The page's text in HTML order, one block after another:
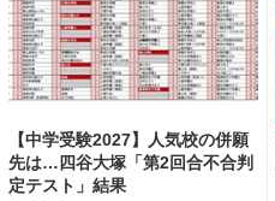
【中学受験2027】人気校の併願
先は…四谷大塚「第2回合不合判
定テスト」結果